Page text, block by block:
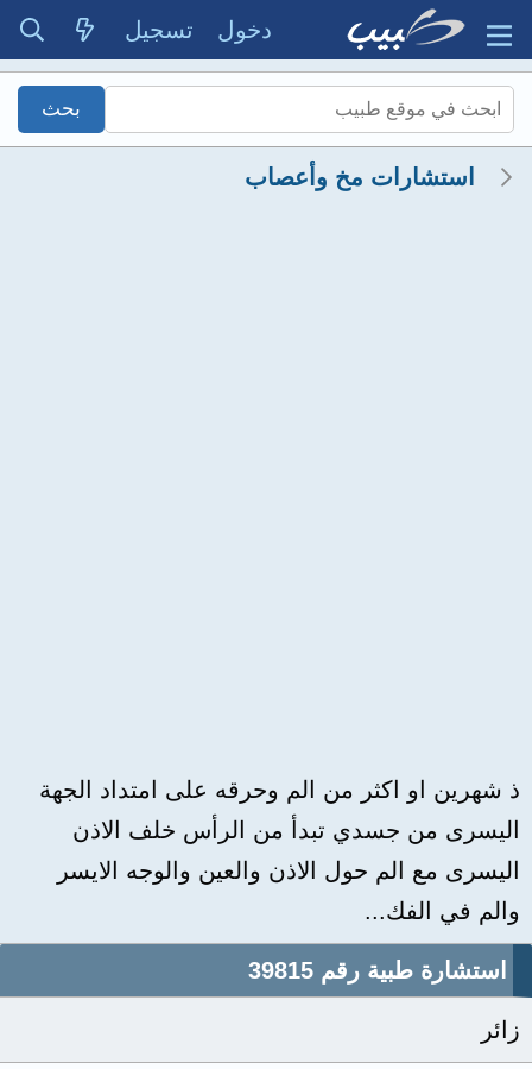
دخول تسجيل
استشارات مخ وأعصاب
ذ شهرين او اكثر من الم وحرقه على امتداد الجهة
اليسرى من جسدي تبدأ من الرأس خلف الاذن
اليسرى مع الم حول الاذن والعين والوجه الايسر
والم في الفك...
استشارة طبية رقم 39815
زائر